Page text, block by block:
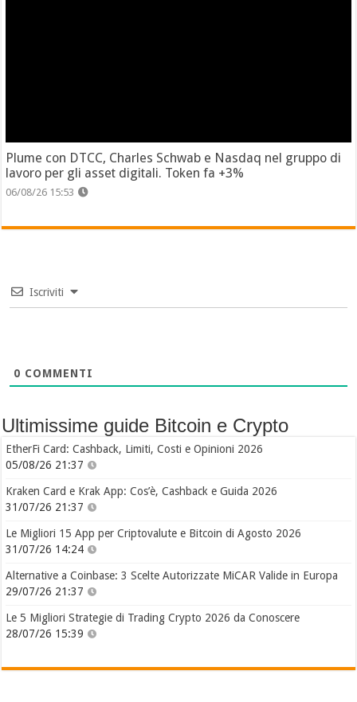
Plume con DTCC, Charles Schwab e Nasdaq nel gruppo di
lavoro per gli asset digitali. Token fa +3%
06/08/26 15:53
Iscriviti
0 COMMENTI
Ultimissime guide Bitcoin e Crypto
EtherFi Card: Cashback, Limiti, Costi e Opinioni 2026
05/08/26 21:37
Kraken Card e Krak App: Cos’è, Cashback e Guida 2026
31/07/26 21:37
Le Migliori 15 App per Criptovalute e Bitcoin di Agosto 2026
31/07/26 14:24
Alternative a Coinbase: 3 Scelte Autorizzate MiCAR Valide in Europa
29/07/26 21:37
Le 5 Migliori Strategie di Trading Crypto 2026 da Conoscere
28/07/26 15:39